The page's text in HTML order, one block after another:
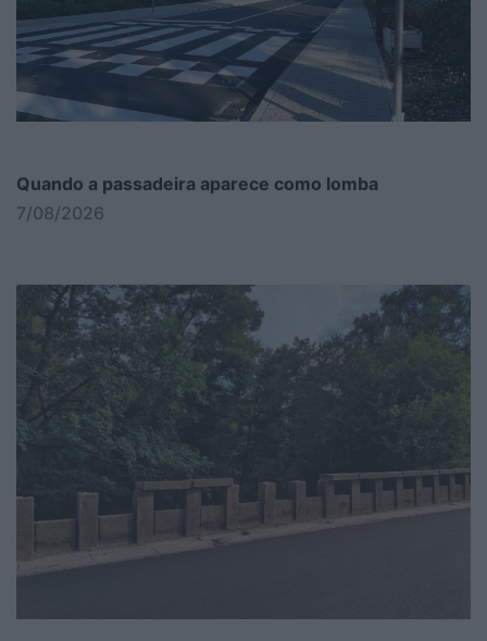
Quando a passadeira aparece como lomba
7/08/2026